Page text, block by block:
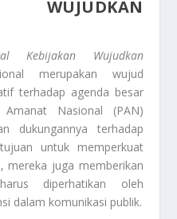
Kebijakan Wujudkan
merupakan wujud
terhadap agenda besar
Nasional (PAN)
dukungannya terhadap
untuk memperkuat
mereka juga memberikan
diperhatikan oleh
dalam komunikasi publik.